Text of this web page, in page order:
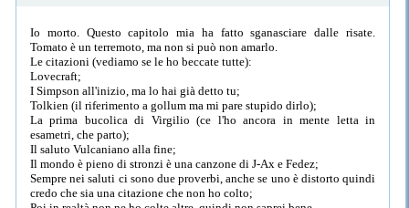
Io morto. Questo capitolo mia ha fatto sganasciare dalle risate.
Tomato è un terremoto, ma non si può non amarlo.
Le citazioni (vediamo se le ho beccate tutte):
Lovecraft;
I Simpson all'inizio, ma lo hai già detto tu;
Tolkien (il riferimento a gollum ma mi pare stupido dirlo);
La prima bucolica di Virgilio (ce l'ho ancora in mente letta in
esametri, che parto);
Il saluto Vulcaniano alla fine;
Il mondo è pieno di stronzi è una canzone di J-Ax e Fedez;
Sempre nei saluti ci sono due proverbi, anche se uno è distorto quindi
credo che sia una citazione che non ho colto;